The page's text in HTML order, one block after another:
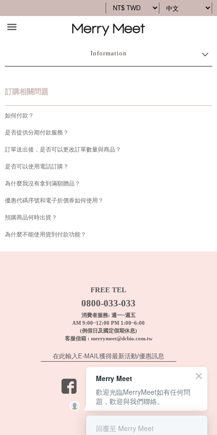
Information
訂購相關問題
如何付款？
是否提供分期付款服務？
訂單送出後，是否可以更改訂單數量與商品？
是否可以使用電話訂購？
為什麼我沒有拿到滿額贈品？
優惠代碼序號和電子折價券如何使用？
預購商品何時出貨？
為什麼不能使用貨到付款功能？
FREE TEL
0800-033-033
消費者服務: 週一~週五
AM 9:00~12:00 PM 1:00~6:00
(例假日及國定假期休息)
客服信箱 : merrymeet@dcbio.com.tw
Merry Meet
歡迎光臨MerryMeet如有任何問
題，歡迎與我們聯絡。
回覆至 Merry Meet